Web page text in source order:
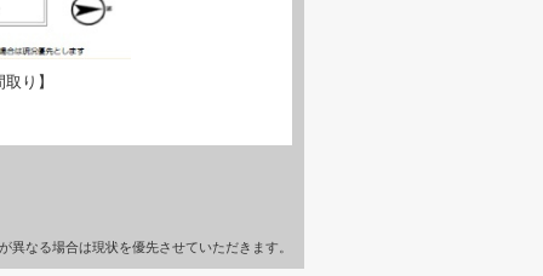
り】
なる場合は現状を優先させていただきます。